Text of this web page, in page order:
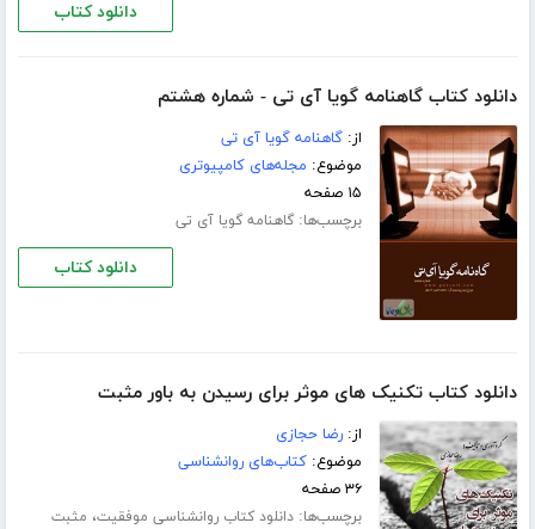
دانلود کتاب
دانلود کتاب گاهنامه گویا آی تی - شماره هشتم
از:گاهنامه گویا آی تی
موضوع: مجله‌های کامپیوتری
۱۵ صفحه
برچسب‌ها:گاهنامه گویا آی تی
دانلود کتاب
دانلود کتاب تکنیک های موثر برای رسیدن به باور مثبت
از:رضا حجازی
موضوع:کتاب‌های روانشناسی
۳۶ صفحه
برچسب‌ها:دانلود کتاب روانشناسی موفقیت، مثبت